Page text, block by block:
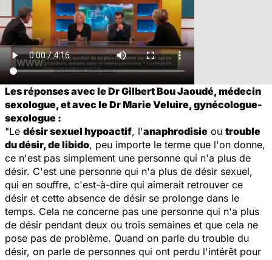
Les réponses avec le Dr Gilbert Bou Jaoudé, médecin
sexologue, et avec le Dr Marie Veluire, gynécologue-
sexologue :
"Le désir sexuel hypoactif, l'anaphrodisie ou trouble
du désir, de libido, peu importe le terme que l'on donne,
ce n'est pas simplement une personne qui n'a plus de
désir. C'est une personne qui n'a plus de désir sexuel,
qui en souffre, c'est-à-dire qui aimerait retrouver ce
désir et cette absence de désir se prolonge dans le
temps. Cela ne concerne pas une personne qui n'a plus
de désir pendant deux ou trois semaines et que cela ne
pose pas de problème. Quand on parle du trouble du
désir, on parle de personnes qui ont perdu l'intérêt pour